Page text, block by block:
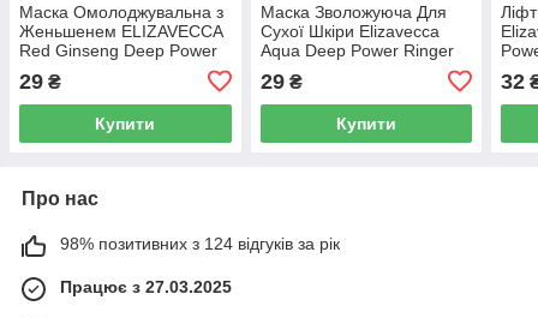
Маска Омолоджувальна з
Женьшенем ELIZAVECCA
Red Ginseng Deep Power
Ringer Mask Pack, 23 мл
29 ₴
Купити
Маска Зволожуюча Для
Сухої Шкіри Elizavecca
Aqua Deep Power Ringer
29₴
Купити
32
Про нас
98% позитивних з 124 відгуків за рік
Працює з 27.03.2025